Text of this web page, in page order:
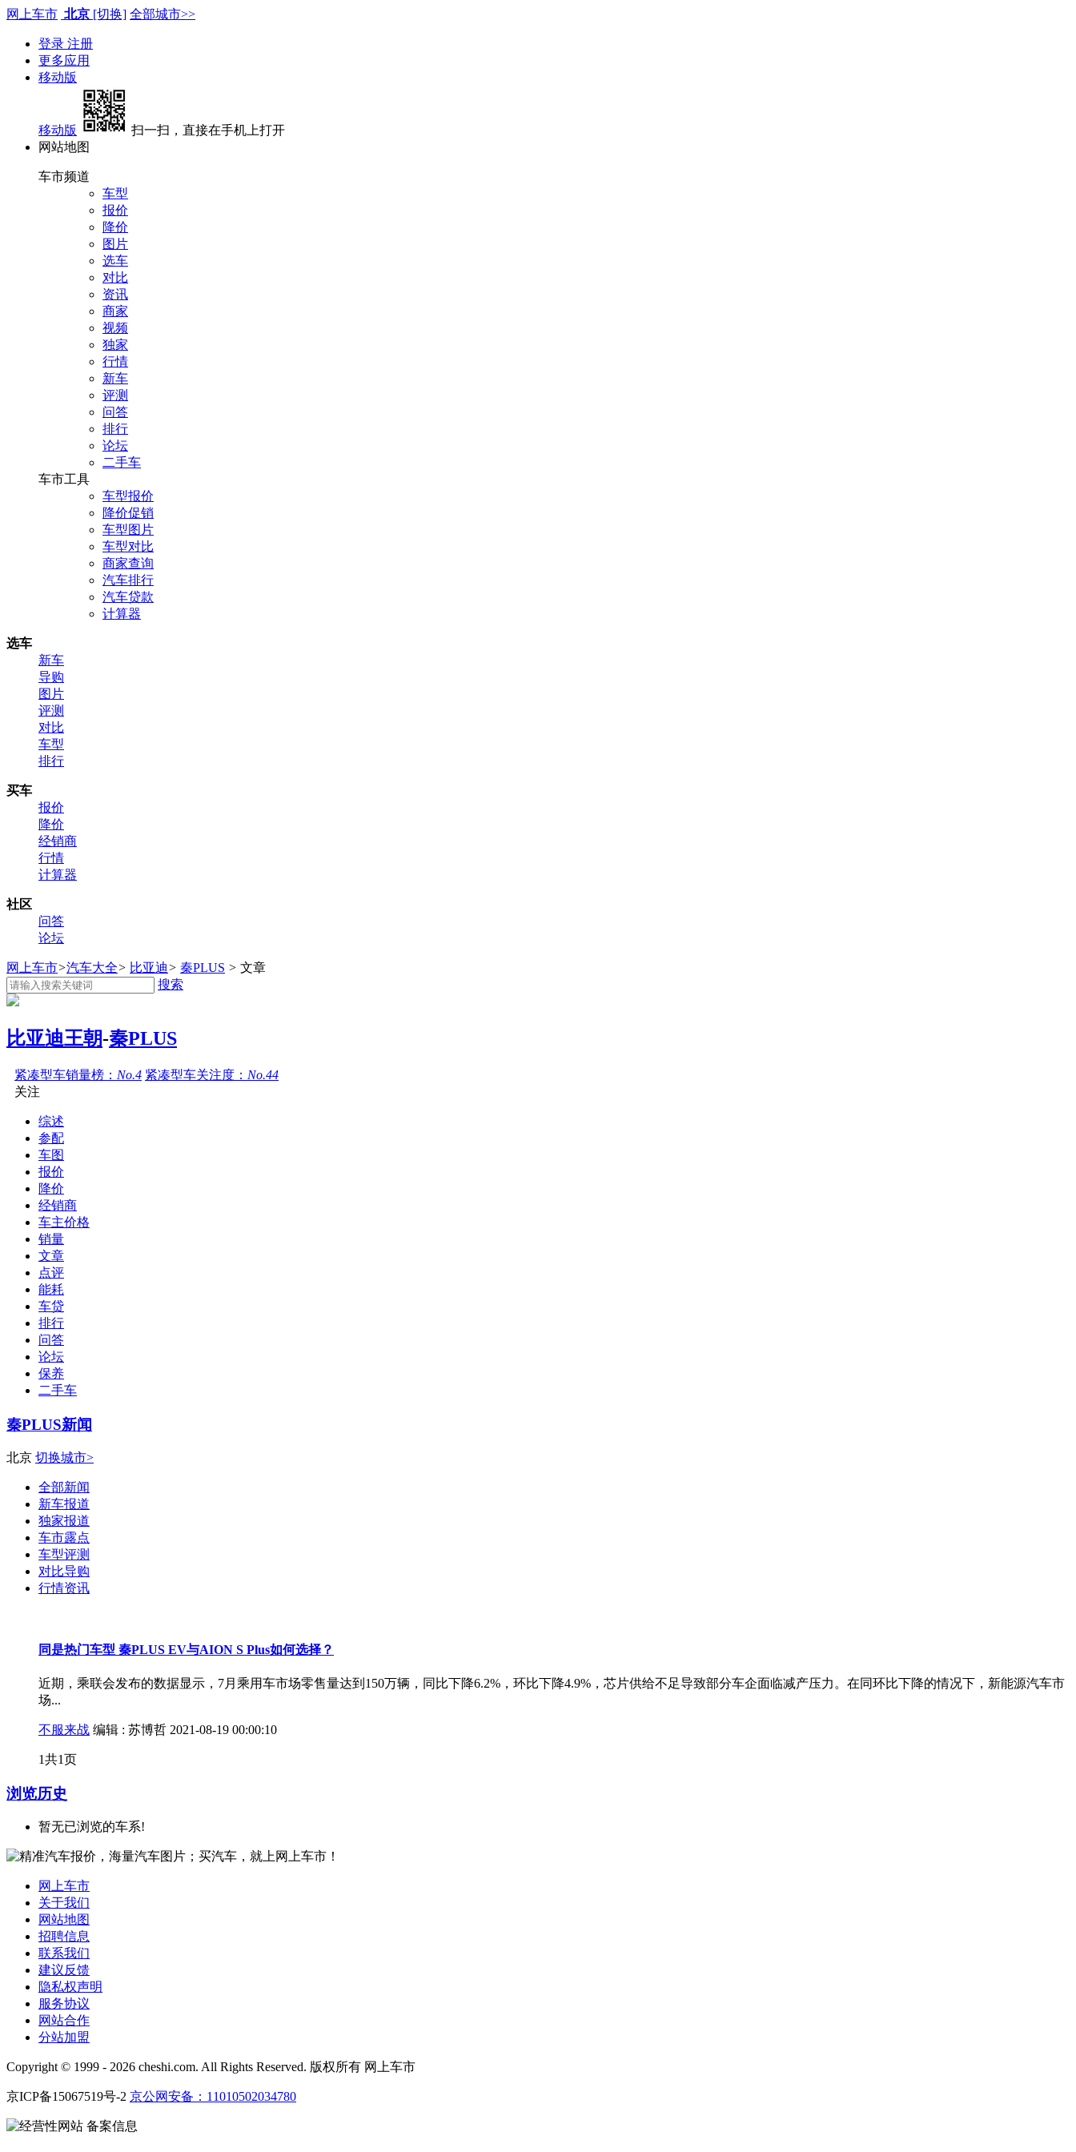
网上车市 北京 [切换] 全部城市>>
登录 注册
更多应用
移动版
移动版
扫一扫，直接在手机上打开
网站地图
车市频道
车型
报价
降价
图片
选车
对比
资讯
商家
视频
独家
行情
新车
评测
问答
排行
论坛
二手车
车市工具
车型报价
降价促销
车型图片
车型对比
商家查询
汽车排行
汽车贷款
计算器
选车
新车
导购
图片
评测
对比
车型
排行
买车
报价
降价
经销商
行情
计算器
社区
问答
论坛
网上车市>汽车大全> 比亚迪> 秦PLUS > 文章
搜索
比亚迪王朝-秦PLUS
紧凑型车销量榜： No.4 紧凑型车关注度： No.44
关注
综述
参配
车图
报价
降价
经销商
车主价格
销量
文章
点评
能耗
车贷
排行
问答
论坛
保养
二手车
秦PLUS新闻
北京 切换城市>
全部新闻
新车报道
独家报道
车市露点
车型评测
对比导购
行情资讯
同是热门车型 秦PLUS EV与AION S Plus如何选择？
近期，乘联会发布的数据显示，7月乘用车市场零售量达到150万辆，同比下降6.2%，环比下降4.9%，芯片供给不足导致部分车企面临减产压力。在同环比下降的情况下，新能源汽车市
场...
不服来战 编辑 : 苏博哲 2021-08-19 00:00:10
1共1页
浏览历史
暂无已浏览的车系!
网上车市
关于我们
网站地图
招聘信息
联系我们
建议反馈
隐私权声明
服务协议
网站合作
分站加盟
Copyright © 1999 - 2026 cheshi.com. All Rights Reserved. 版权所有 网上车市
京ICP备15067519号-2 京公网安备：11010502034780